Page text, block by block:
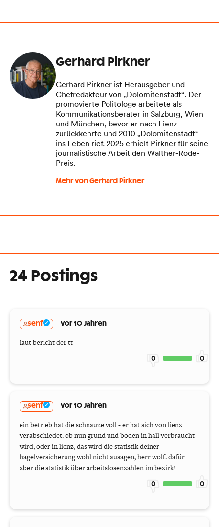
Gerhard Pirkner
Gerhard Pirkner ist Herausgeber und
Chefredakteur von „Dolomitenstadt“. Der
promovierte Politologe arbeitete als
Kommunikationsberater in Salzburg, Wien
und München, bevor er nach Lienz
zurückkehrte und 2010 „Dolomitenstadt“
ins Leben rief. 2025 erhielt Pirkner für seine
journalistische Arbeit den Walther-Rode-
Preis.
Mehr von Gerhard Pirkner
24 Postings
senf vor 10 Jahren
laut bericht der tt
0 0
senf vor 10 Jahren
ein betrieb hat die schnauze voll - er hat sich von lienz
verabschiedet. ob nun grund und boden in hall verbraucht
wird, oder in lienz, das wird die statistik deiner
hagelversicherung wohl nicht ausagen, herr wolf. dafür
aber die statistik über arbeitslosenzahlen im bezirk!
0 0